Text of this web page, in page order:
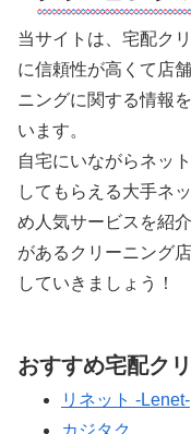
当サイトは、宅配ク
に信頼性が高くて店
ニングに関する情報
います。
自宅にいながらネッ
してもらえる大手ネ
め人気サービスを紹
があるクリーニング
していきましょう！
おすすめ宅配ク
リネット -Lenet-
カジタク